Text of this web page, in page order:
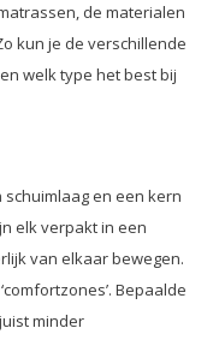
de materialen
kun je de verschillende
welk type het best bij
en een kern
elk verpakt in een
van elkaar bewegen.
Bepaalde
minder